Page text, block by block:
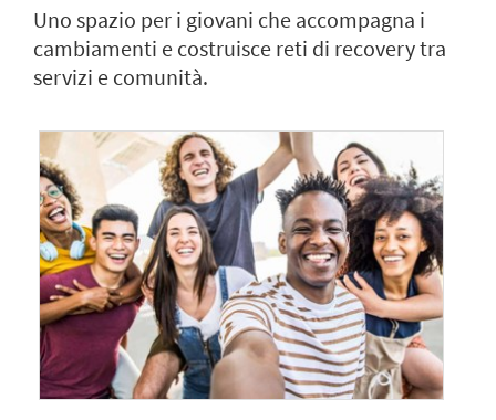
Uno spazio per i giovani che accompagna i
cambiamenti e costruisce reti di recovery tra
servizi e comunità.